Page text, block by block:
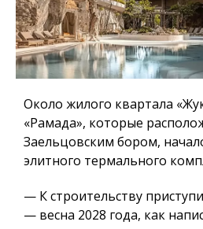
Около жилого квартала
«Рамада», которые
Заельцовским бором,
элитного термального
— К строительству
— весна 2028 года, как